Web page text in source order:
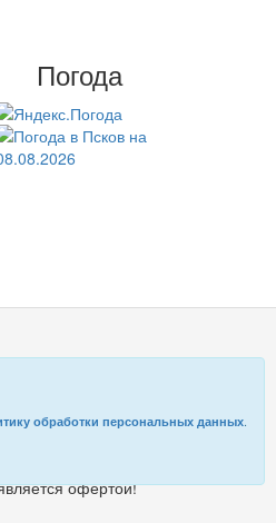
Погода
обработки персональных данных.
офертой!